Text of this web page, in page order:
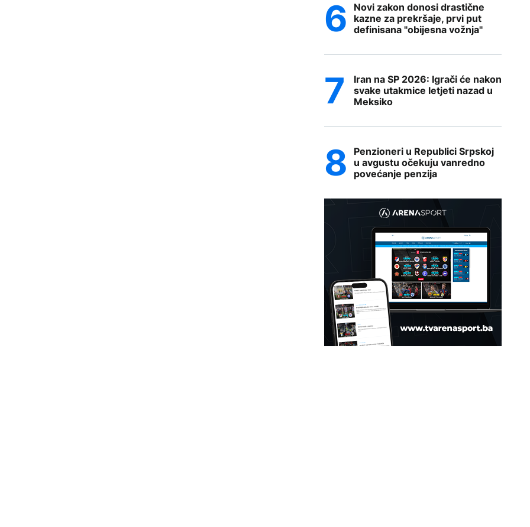
Novi zakon donosi drastične
kazne za prekršaje, prvi put
definisana "obijesna vožnja"
Iran na SP 2026: Igrači će nakon
svake utakmice letjeti nazad u
Meksiko
Penzioneri u Republici Srpskoj
u avgustu očekuju vanredno
povećanje penzija